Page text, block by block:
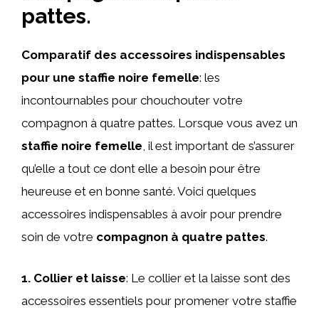
pattes.
Comparatif des accessoires indispensables
pour une staffie noire femelle: les
incontournables pour chouchouter votre
compagnon à quatre pattes. Lorsque vous avez un
staffie noire femelle, il est important de s’assurer
qu’elle a tout ce dont elle a besoin pour être
heureuse et en bonne santé. Voici quelques
accessoires indispensables à avoir pour prendre
soin de votre compagnon à quatre pattes.
1. Collier et laisse: Le collier et la laisse sont des
accessoires essentiels pour promener votre staffie